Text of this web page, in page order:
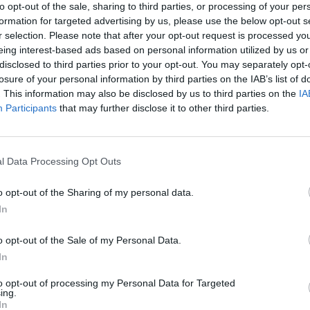
opt-out of the sale, sharing to third parties, or processing of your
for targeted advertising by us, please use the below opt-out
selection. Please note that after your opt-out request is processed
interest-based ads based on personal information utilized by us
to third parties prior to your opt-out. You may separately
of your personal information by third parties on the IAB’s list of
This information may also be disclosed by us to third parties on the
Participants that may further disclose it to other third parties.
Data Processing Opt Outs
opt-out of the Sharing of my personal data.
opt-out of the Sale of my Personal Data.
opt-out of processing my Personal Data for Targeted
«Querdenken 711»
τη Στουτγάρδη που αποτελείται
θεωριών συνομωσίας και
Ήδη από το πρωί παρατηρείται μια
το κέντρο του Βερολίνου. Το ζητούμενο
άτομα των δυνάμεων ασφαλείας θα
φυσικής απόστασης και τη χρήση της
δήλωσε ο υπεύθυνος για θέματα